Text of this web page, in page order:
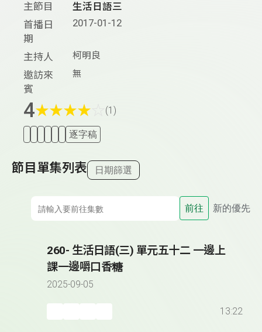
主節目
生活日語三
首播日
期
2017-01-12
主持人 柯明良
邀訪來
賓
無
4★★★★ (1)
逐字稿
節目單集列表 日期篩選
前往 新的優先
260- 生活日語(三) 單元五十二 一邊上
課一邊嚼口香糖
2025-09-05
13:22